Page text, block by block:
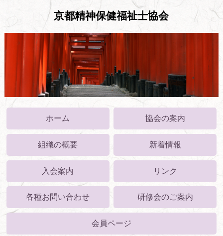
京都精神保健福祉士協会
ホーム 協会の案内
組織の概要 新着情報
入会案内 リンク
各種お問い合わせ 研修会のご案内
会員ページ